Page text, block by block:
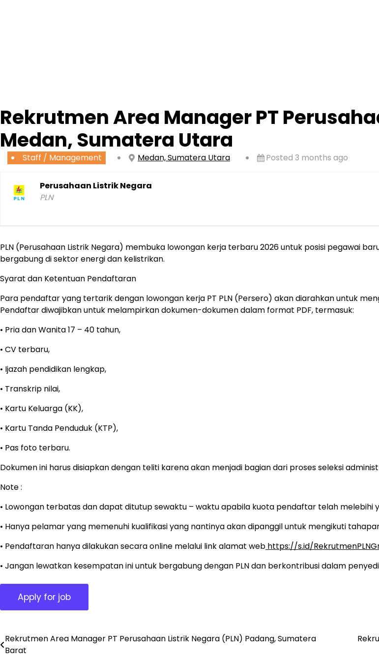
Rekrutmen Area Manager PT
Medan, Sumatera Utara
Staff / Management Medan, Sumatera Utara Posted 3 months ago
Perusahaan Listrik Negara
PLN
PLN (Perusahaan Listrik Negara) membuka lowongan kerja terbaru 2026 untuk posisi pegawai
bergabung di sektor energi dan kelistrikan.
Syarat dan Ketentuan Pendaftaran
Para pendaftar yang tertarik dengan lowongan kerja PT PLN (Persero) akan diarahkan untuk
Pendaftar diwajibkan untuk melampirkan dokumen-dokumen dalam format PDF, termasuk:
• Pria dan Wanita 17 – 40 tahun,
• CV terbaru,
• Ijazah pendidikan lengkap,
• Transkrip nilai,
• Kartu Keluarga (KK),
• Kartu Tanda Penduduk (KTP),
• Pas foto terbaru.
Dokumen ini harus disiapkan dengan teliti karena akan menjadi bagian dari proses seleksi
Note :
• Lowongan terbatas dan dapat ditutup sewaktu – waktu apabila kuota pendaftar telah melebihi
• Hanya pelamar yang memenuhi kualifikasi yang nantinya akan dipanggil untuk mengikuti
• Pendaftaran hanya dilakukan secara online melalui link alamat web https://s.id/
• Jangan lewatkan kesempatan ini untuk bergabung dengan PLN dan berkontribusi dalam
Post
Rekrutmen Area Manager PT Perusahaan Listrik Negara (PLN) Padang, Sumatera
Barat